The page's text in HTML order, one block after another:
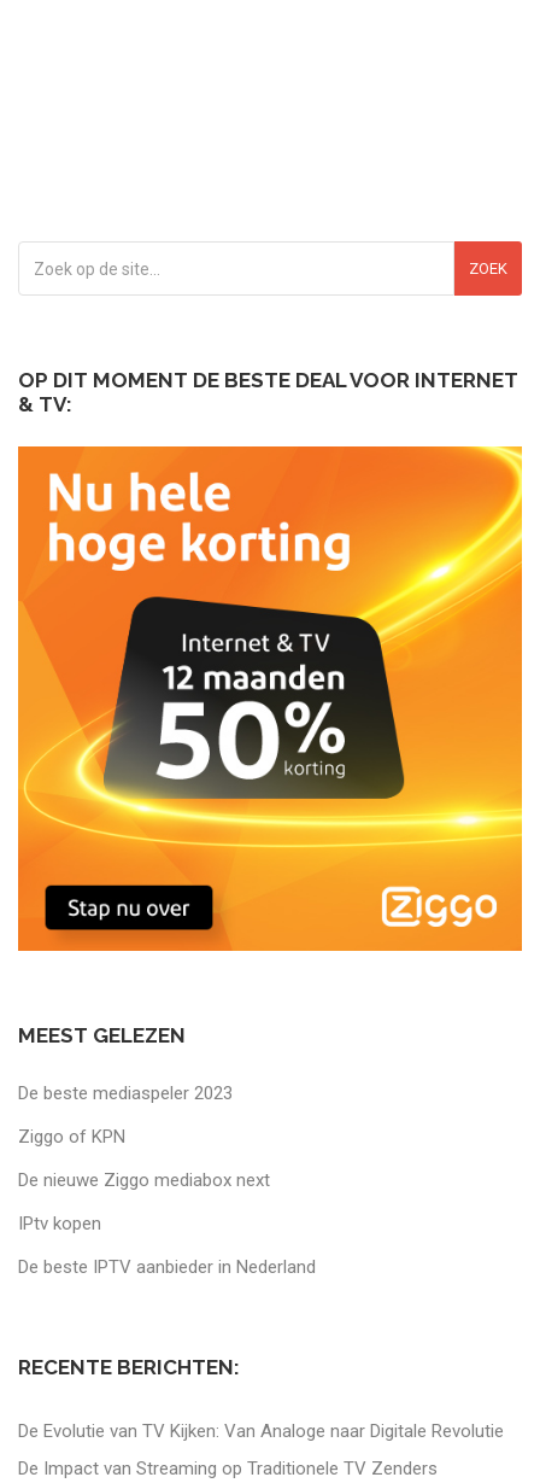
ZOEK
OP DIT MOMENT DE BESTE DEAL VOOR INTERNET
& TV:
MEEST GELEZEN
De beste mediaspeler 2023
Ziggo of KPN
De nieuwe Ziggo mediabox next
IPtv kopen
De beste IPTV aanbieder in Nederland
RECENTE BERICHTEN:
De Evolutie van TV Kijken: Van Analoge naar Digitale Revolutie
De Impact van Streaming op Traditionele TV Zenders